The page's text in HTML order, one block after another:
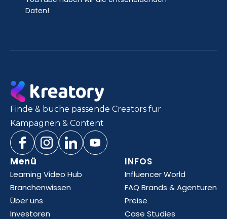
Daten!
Finde & buche passende Creators für
Kampagnen & Content
Menü
Learning Video Hub
Branchenwissen
Über uns
Investoren
INFOS
Influencer World
FAQ Brands & Agenturen
Preise
Case Studies